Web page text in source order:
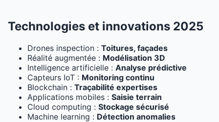
Technologies et innovations 2025
Drones inspection : Toitures, façades
Réalité augmentée : Modélisation 3D
Intelligence artificielle : Analyse prédictive
Capteurs IoT : Monitoring continu
Blockchain : Traçabilité expertises
Applications mobiles : Saisie terrain
Cloud computing : Stockage sécurisé
Machine learning : Détection anomalies